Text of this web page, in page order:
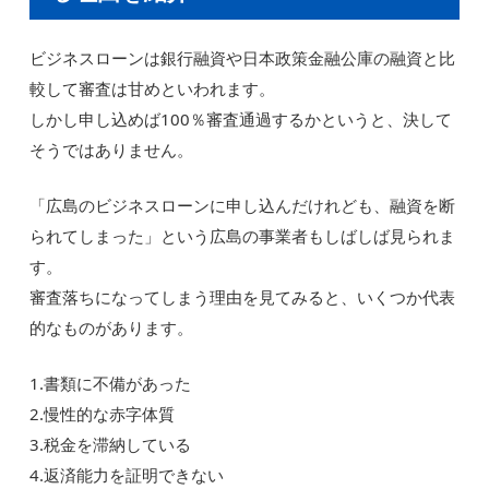
ビジネスローンは銀行融資や日本政策金融公庫の融資と比
較して審査は甘めといわれます。
しかし申し込めば100％審査通過するかというと、決して
そうではありません。
「広島のビジネスローンに申し込んだけれども、融資を断
られてしまった」という広島の事業者もしばしば見られま
す。
審査落ちになってしまう理由を見てみると、いくつか代表
的なものがあります。
1.書類に不備があった
2.慢性的な赤字体質
3.税金を滞納している
4.返済能力を証明できない